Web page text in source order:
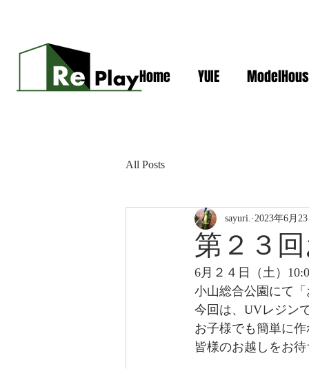
Home YUIE
All Posts
第２３
sayuri. 2023年6月
6月２４日（土）
小山総合公園にて
今回は、UVレジン
お子様でも簡単に
皆様のお越しをお